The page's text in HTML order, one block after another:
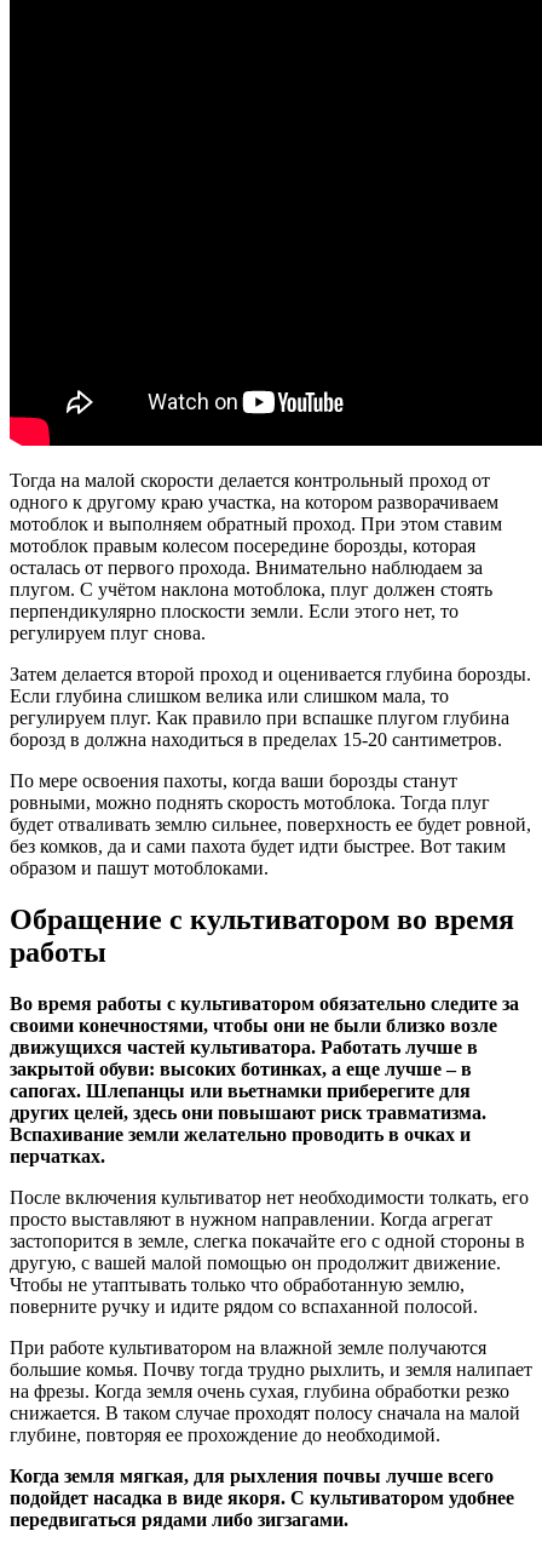
Тогда на малой скорости делается контрольный проход от
одного к другому краю участка, на котором разворачиваем
мотоблок и выполняем обратный проход. При этом ставим
мотоблок правым колесом посередине борозды, которая
осталась от первого прохода. Внимательно наблюдаем за
плугом. С учётом наклона мотоблока, плуг должен стоять
перпендикулярно плоскости земли. Если этого нет, то
регулируем плуг снова.
Затем делается второй проход и оценивается глубина борозды.
Если глубина слишком велика или слишком мала, то
регулируем плуг. Как правило при вспашке плугом глубина
борозд в должна находиться в пределах 15-20 сантиметров.
По мере освоения пахоты, когда ваши борозды станут
ровными, можно поднять скорость мотоблока. Тогда плуг
будет отваливать землю сильнее, поверхность ее будет ровной,
без комков, да и сами пахота будет идти быстрее. Вот таким
образом и пашут мотоблоками.
Обращение с культиватором во время
работы
Во время работы с культиватором обязательно следите за
своими конечностями, чтобы они не были близко возле
движущихся частей культиватора. Работать лучше в
закрытой обуви: высоких ботинках, а еще лучше – в
сапогах. Шлепанцы или вьетнамки приберегите для
других целей, здесь они повышают риск травматизма.
Вспахивание земли желательно проводить в очках и
перчатках.
После включения культиватор нет необходимости толкать, его
просто выставляют в нужном направлении. Когда агрегат
застопорится в земле, слегка покачайте его с одной стороны в
другую, с вашей малой помощью он продолжит движение.
Чтобы не утаптывать только что обработанную землю,
поверните ручку и идите рядом со вспаханной полосой.
При работе культиватором на влажной земле получаются
большие комья. Почву тогда трудно рыхлить, и земля налипает
на фрезы. Когда земля очень сухая, глубина обработки резко
снижается. В таком случае проходят полосу сначала на малой
глубине, повторяя ее прохождение до необходимой.
Когда земля мягкая, для рыхления почвы лучше всего
подойдет насадка в виде якоря. С культиватором удобнее
передвигаться рядами либо зигзагами.